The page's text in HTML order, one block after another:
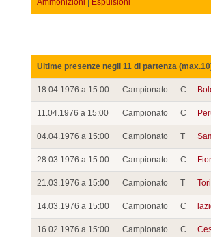
Ammonizioni
Espulsioni
Ultime presenze negli 11 di partenza
18.04.1976 a 15:00 Campionato C
11.04.1976 a 15:00 Campionato C
04.04.1976 a 15:00 Campionato T
28.03.1976 a 15:00 Campionato C
21.03.1976 a 15:00 Campionato T
14.03.1976 a 15:00 Campionato C
16.02.1976 a 15:00 Campionato C